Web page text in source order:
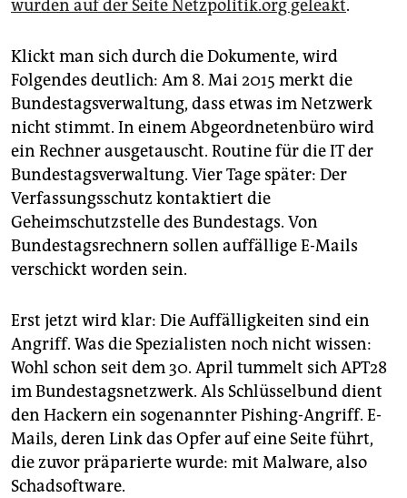
wurden auf der Seite Netzpolitik.org geleakt.
Klickt man sich durch die Dokumente, wird
Folgendes deutlich: Am 8. Mai 2015 merkt die
Bundestagsverwaltung, dass etwas im Netzwerk
nicht stimmt. In einem Abgeordnetenbüro wird
ein Rechner ausgetauscht. Routine für die IT der
Bundestagsverwaltung. Vier Tage später: Der
Verfassungsschutz kontaktiert die
Geheimschutzstelle des Bundestags. Von
Bundestagsrechnern sollen auffällige E-Mails
verschickt worden sein.
Erst jetzt wird klar: Die Auffälligkeiten sind ein
Angriff. Was die Spezialisten noch nicht wissen:
Wohl schon seit dem 30. April tummelt sich APT28
im Bundestagsnetzwerk. Als Schlüsselbund dient
den Hackern ein sogenannter Pishing-Angriff. ­E-
Mails, deren Link das Opfer auf eine Seite führt,
die zuvor präparierte wurde: mit Malware, also
Schadsoftware.